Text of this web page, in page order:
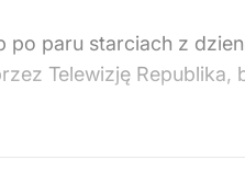
po paru starciach z
Telewizję